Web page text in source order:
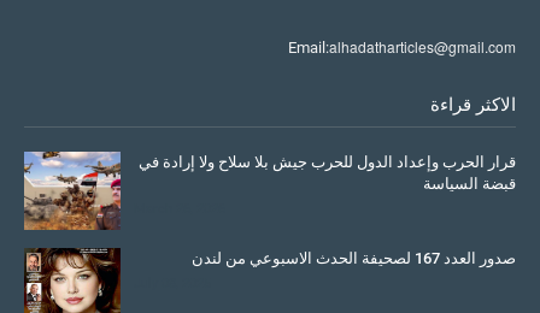
Email:alhadatharticles@gmail.com
الاكثر قراءة
قرار الحرب وإعداد الدول للحرب جيش بلا سلاح ولا إرادة في
قبضة السياسة
صدور العدد 167 لصحيفة الحدث الاسبوعي من لندن